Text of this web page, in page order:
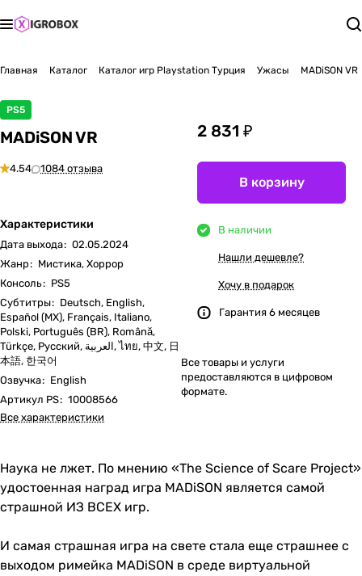
Главная Каталог Каталог игр Playstation Турция Ужасы MADiSON VR
PS5
MADiSON VR
4.54 1084 отзыва
Характеристики
Дата выхода: 02.05.2024
Жанр: Мистика, Хоррор
Консоль: PS5
Субтитры: Deutsch, English,
Español (MX), Français, Italiano,
Polski, Português (BR), Română,
Türkçe, Русский, العربية, ไทย, 中文, 日
本語, 한국어
Озвучка: English
Артикул PS: 10008566
Все характеристики
2 831 ₽
В корзину
В наличии
Нашли дешевле?
Хочу в подарок
Гарантия 6 месяцев
Все товары и услуги
предоставляются в цифровом
формате.
Наука не лжет. По мнению «The Science of Scare Project»
удостоенная наград игра MADiSON является самой
страшной ИЗ ВСЕХ игр.
И самая страшная игра на свете стала еще страшнее с
выходом римейка MADiSON в среде виртуальной